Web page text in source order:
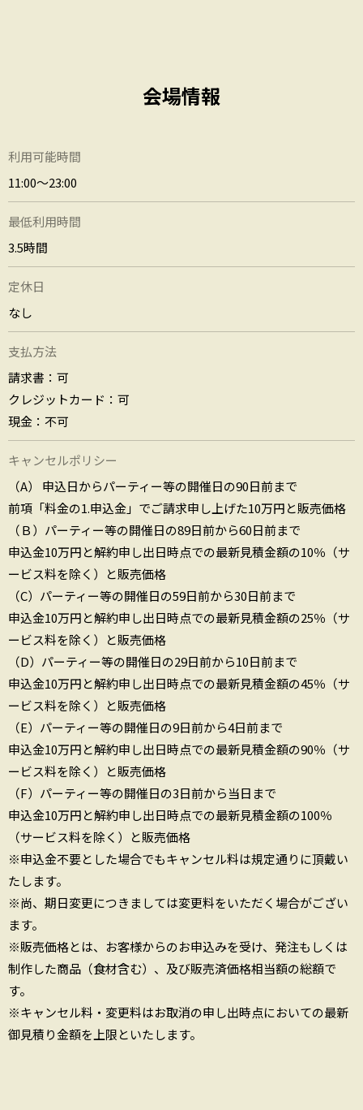
会場情報
利用可能時間
11:00〜23:00
最低利用時間
3.5時間
定休日
なし
支払方法
請求書：可
クレジットカード：可
現金：不可
キャンセルポリシー
（A） 申込日からパーティー等の開催日の90日前まで
前項「料金の1.申込金」でご請求申し上げた10万円と販売価格
（Ｂ）パーティー等の開催日の89日前から60日前まで
申込金10万円と解約申し出日時点での最新見積金額の10％（サ
ービス料を除く）と販売価格
（C）パーティー等の開催日の59日前から30日前まで
申込金10万円と解約申し出日時点での最新見積金額の25％（サ
ービス料を除く）と販売価格
（D）パーティー等の開催日の29日前から10日前まで
申込金10万円と解約申し出日時点での最新見積金額の45％（サ
ービス料を除く）と販売価格
（E）パーティー等の開催日の9日前から4日前まで
申込金10万円と解約申し出日時点での最新見積金額の90％（サ
ービス料を除く）と販売価格
（F）パーティー等の開催日の3日前から当日まで
申込金10万円と解約申し出日時点での最新見積金額の100％
（サービス料を除く）と販売価格
※申込金不要とした場合でもキャンセル料は規定通りに頂戴い
たします。
※尚、期日変更につきましては変更料をいただく場合がござい
ます。
※販売価格とは、お客様からのお申込みを受け、発注もしくは
制作した商品（食材含む）、及び販売済価格相当額の総額で
す。
※キャンセル料・変更料はお取消の申し出時点においての最新
御見積り金額を上限といたします。